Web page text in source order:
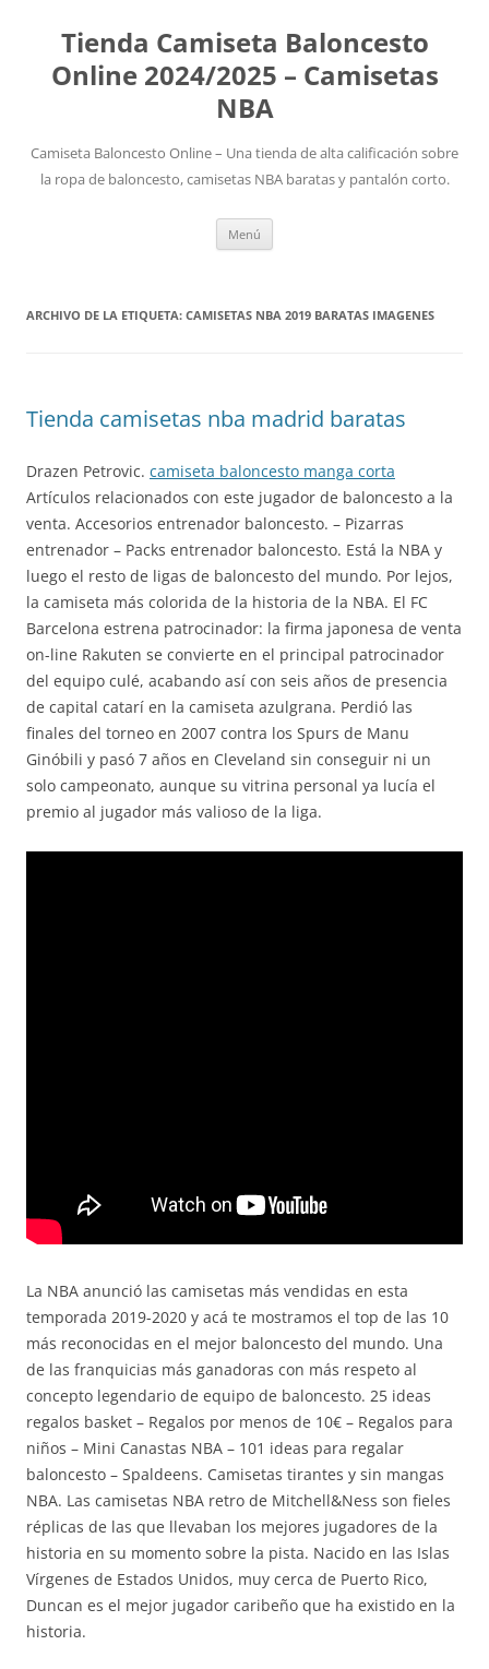
Tienda Camiseta Baloncesto
Online 2024/2025 – Camisetas
NBA
Camiseta Baloncesto Online – Una tienda de alta calificación sobre
la ropa de baloncesto, camisetas NBA baratas y pantalón corto.
Menú
ARCHIVO DE LA ETIQUETA: CAMISETAS NBA 2019 BARATAS IMAGENES
Tienda camisetas nba madrid baratas
Drazen Petrovic. camiseta baloncesto manga corta
Artículos relacionados con este jugador de baloncesto a la
venta. Accesorios entrenador baloncesto. – Pizarras
entrenador – Packs entrenador baloncesto. Está la NBA y
luego el resto de ligas de baloncesto del mundo. Por lejos,
la camiseta más colorida de la historia de la NBA. El FC
Barcelona estrena patrocinador: la firma japonesa de venta
on-line Rakuten se convierte en el principal patrocinador
del equipo culé, acabando así con seis años de presencia
de capital catarí en la camiseta azulgrana. Perdió las
finales del torneo en 2007 contra los Spurs de Manu
Ginóbili y pasó 7 años en Cleveland sin conseguir ni un
solo campeonato, aunque su vitrina personal ya lucía el
premio al jugador más valioso de la liga.
La NBA anunció las camisetas más vendidas en esta
temporada 2019-2020 y acá te mostramos el top de las 10
más reconocidas en el mejor baloncesto del mundo. Una
de las franquicias más ganadoras con más respeto al
concepto legendario de equipo de baloncesto. 25 ideas
regalos basket – Regalos por menos de 10€ – Regalos para
niños – Mini Canastas NBA – 101 ideas para regalar
baloncesto – Spaldeens. Camisetas tirantes y sin mangas
NBA. Las camisetas NBA retro de Mitchell&Ness son fieles
réplicas de las que llevaban los mejores jugadores de la
historia en su momento sobre la pista. Nacido en las Islas
Vírgenes de Estados Unidos, muy cerca de Puerto Rico,
Duncan es el mejor jugador caribeño que ha existido en la
historia.